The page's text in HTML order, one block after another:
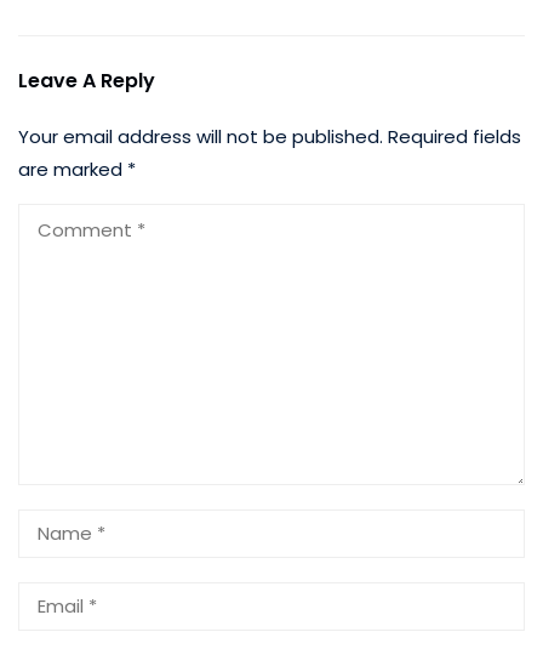
Leave A Reply
Your email address will not be published. Required fields
are marked *